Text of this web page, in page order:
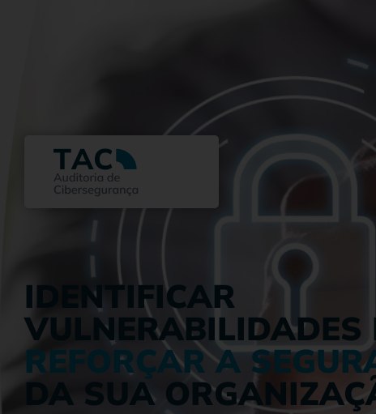
IDENTIFICAR
VULNERABILIDADES
REFORÇAR A
DA SUA